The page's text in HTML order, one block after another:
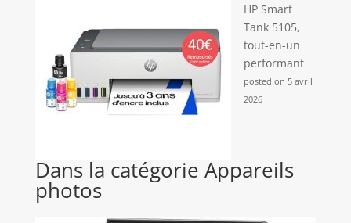
HP Smart
Tank 5105,
tout-en-un
performant
posted on 5 avril
2026
Dans la catégorie Appareils
photos